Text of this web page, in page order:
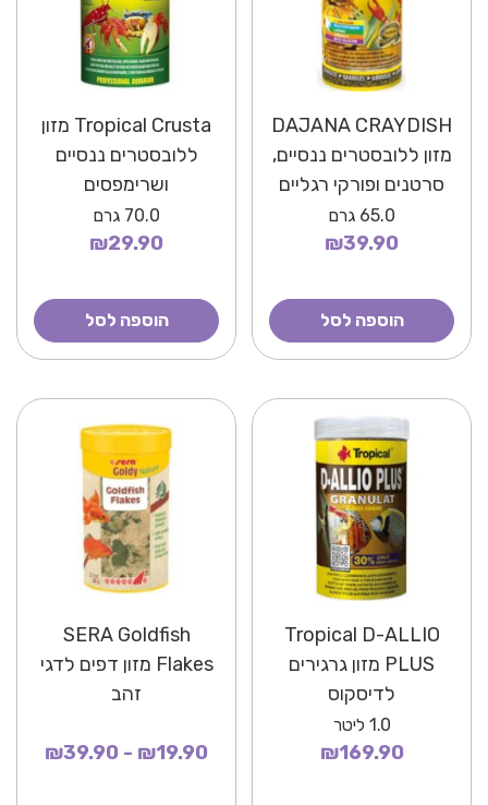
DAJANA CRAYDISH
מזון ללובסטרים ננסיים,
סרטנים ופורקי רגליים
65.0 גרם
₪39.90
הוספה לסל
Tropical Crusta מזון
ללובסטרים ננסיים
ושרימפסים
70.0 גרם
₪29.90
הוספה לסל
Tropical D-ALLIO
PLUS מזון גרגירים
לדיסקוס
1.0 ליטר
₪169.90
SERA Goldfish
Flakes מזון דפים לדגי
זהב
₪19.90 - ₪39.90